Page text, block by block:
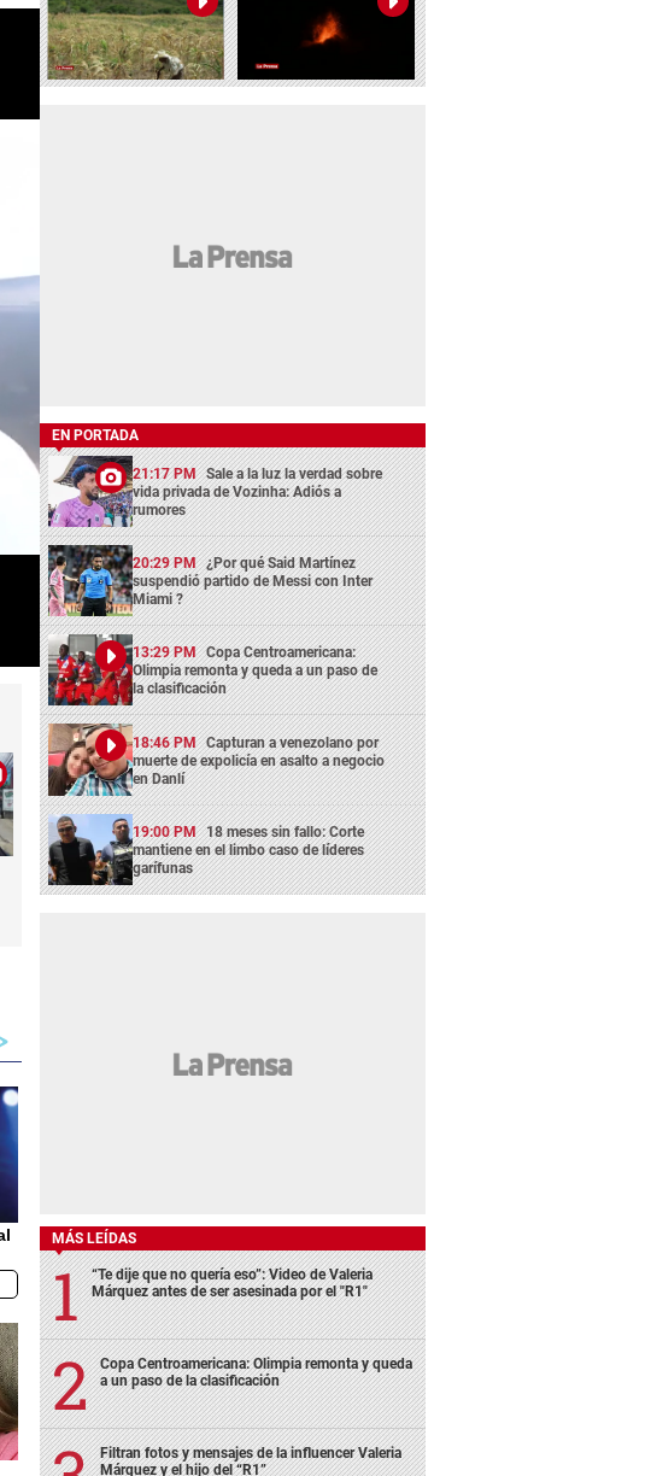
EN PORTADA
21:17 PM Sale a la luz la verdad sobre
vida privada de Vozinha: Adiós a
rumores
20:29 PM ¿Por qué Said Martínez
suspendió partido de Messi con Inter
Miami ?
13:29 PM Copa Centroamericana:
Olimpia remonta y queda a un paso de
la clasificación
18:46 PM Capturan a venezolano por
muerte de expolicía en asalto a negocio
en Danlí
19:00 PM 18 meses sin fallo: Corte
mantiene en el limbo caso de líderes
garífunas
MÁS LEÍDAS
“Te dije que no quería eso”: Video de Valeria
Márquez antes de ser asesinada por el "R1"
Copa Centroamericana: Olimpia remonta y queda
a un paso de la clasificación
Filtran fotos y mensajes de la influencer Valeria
Márquez y el hijo del “R1”